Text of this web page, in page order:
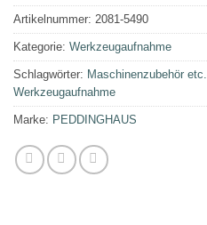
Artikelnummer: 2081-5490
Kategorie: Werkzeugaufnahme
Schlagwörter: Maschinenzubehör etc.
Werkzeugaufnahme
Marke: PEDDINGHAUS